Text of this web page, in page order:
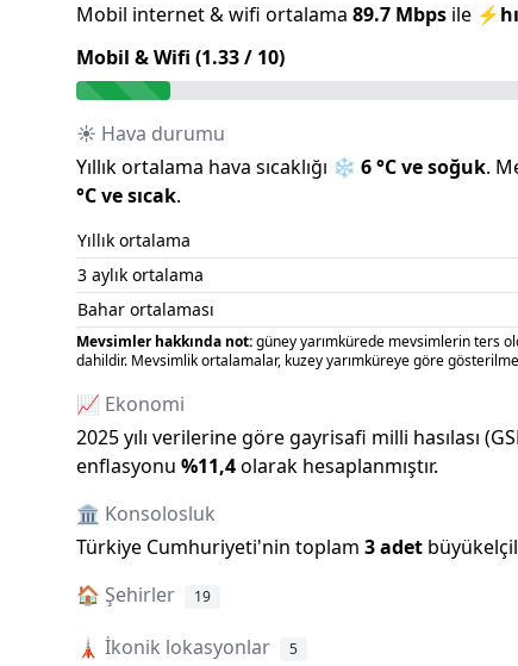
Mobil internet & wifi ortalama 89.7 Mbps ile ⚡
Mobil & Wifi (1.33/ 10)
☀️ Hava durumu
Yıllık ortalama hava sıcaklığı ❄️ 6°C vesoğuk.
°C vesıcak.
Yıllık ortalama
3 aylık ortalama
Bahar ortalaması
Mevsimler hakkında not:güney yarımkürede mevsimlerin ters
dahildir. Mevsimlik ortalamalar, kuzey yarımküreye göre
📈 Ekonomi
2025yılı verilerine göre gayrisafi milli hasılası
enflasyonu %11,4olarak hesaplanmıştır.
🏛️ Konsolosluk
Türkiye Cumhuriyeti'nin toplam 3adet
🏠 Şehirler 19
🗼 İkonik lokasyonlar 5